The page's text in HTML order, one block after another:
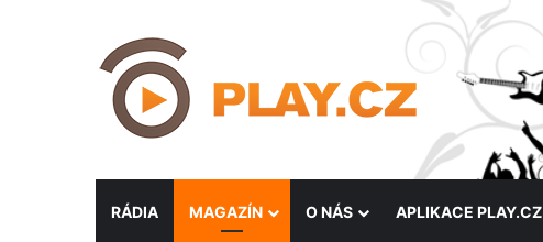
RÁDIA MAGAZÍN O NÁS APLIKACE PLAY.CZ